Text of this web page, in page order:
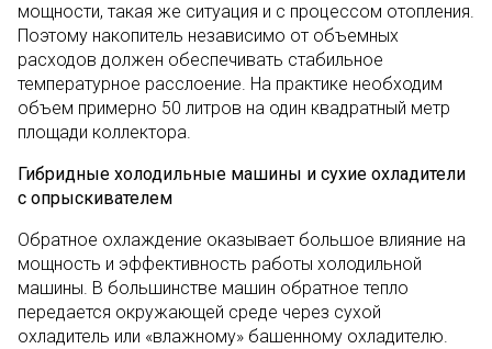
мощности, такая же ситуация и с процессом отопления.
Поэтому накопитель независимо от объемных
расходов должен обеспечивать стабильное
температурное расслоение. На практике необходим
объем примерно 50 литров на один квадратный метр
площади коллектора.
Гибридные холодильные машины и сухие охладители
с опрыскивателем
Обратное охлаждение оказывает большое влияние на
мощность и эффективность работы холодильной
машины. В большинстве машин обратное тепло
передается окружающей среде через сухой
охладитель или «влажному» башенному охладителю.